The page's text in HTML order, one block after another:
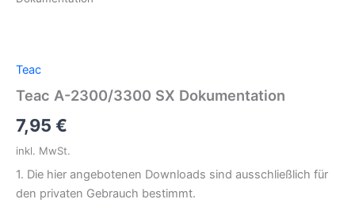
Teac
Teac A-2300/3300 SX Dokumentation
7,95 €
inkl. MwSt.
1. Die hier angebotenen Downloads sind ausschließlich für
den privaten Gebrauch bestimmt.